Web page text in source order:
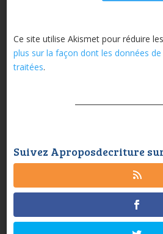
Ce site utilise Akismet pour réduire
plus sur la façon dont les données
traitées.
Suivez Aproposdecriture